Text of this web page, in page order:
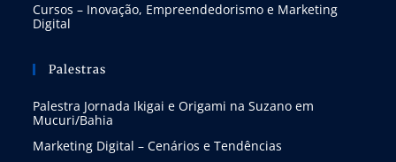
Cursos – Inovação, Empreendedorismo e Marketing
Digital
Palestras
Palestra Jornada Ikigai e Origami na Suzano em
Mucuri/Bahia
Marketing Digital – Cenários e Tendências